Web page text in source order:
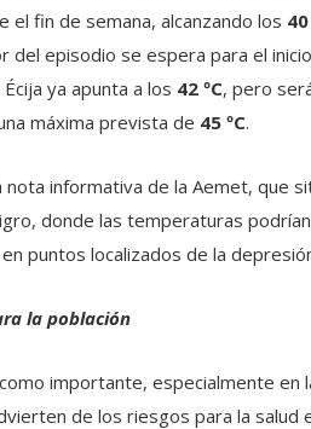
fin de semana, alcanzando los
del episodio se espera para el
ya apunta a los 42 ºC, pero
máxima prevista de 45 ºC.
informativa de la Aemet, que
donde las temperaturas
en puntos localizados de la
la población
importante, especialmente en
de los riesgos para la salud